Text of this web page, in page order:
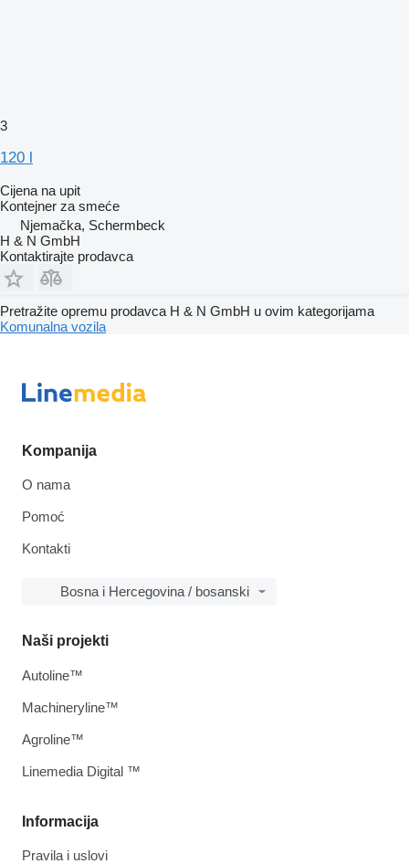
3
120 l
Cijena na upit
Kontejner za smeće
Njemačka, Schermbeck
H & N GmbH
Kontaktirajte prodavca
Pretražite opremu prodavca H & N GmbH u ovim kategorijama
Komunalna vozila
Kompanija
O nama
Pomoć
Kontakti
Bosna i Hercegovina / bosanski
Informacija
Pravila i uslovi
Naši projekti
Autoline™
Machineryline™
Agroline™
Linemedia Digital ™